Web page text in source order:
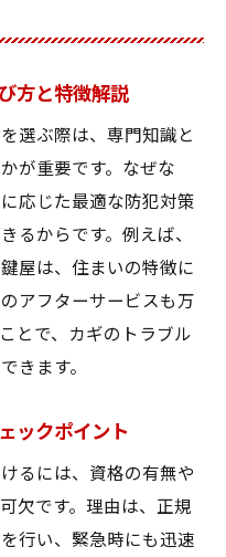
トと選び方のコツ
関係を徹底解説
犯対策の基本知識
屋の防犯アドバイス
めの防犯グッズ
き防犯ポイント
性能を高める方法
応とは何か
見極め方を解説
速な鍵屋対応とは
緊急対応力の高さ
屋の緊急サポート体
方と特徴解説
選ぶ際は、専門知識と
が重要です。なぜな
応じた最適な防犯対策
るからです。例えば、
屋は、住まいの特徴に
アフターサービスも万
とで、カギのトラブル
きます。
ックポイント
るには、資格の有無や
欠です。理由は、正規
行い、緊急時にも迅速